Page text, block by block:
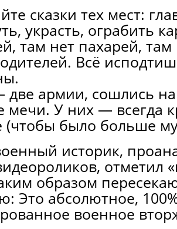
сказки тех мест:
украсть, ограбить
там нет пахарей, там
Всё
две армии, сошлись
мечи. У них — всегда
(чтобы было больше
историк,
отметил
образом
Это абсолютное,
военное